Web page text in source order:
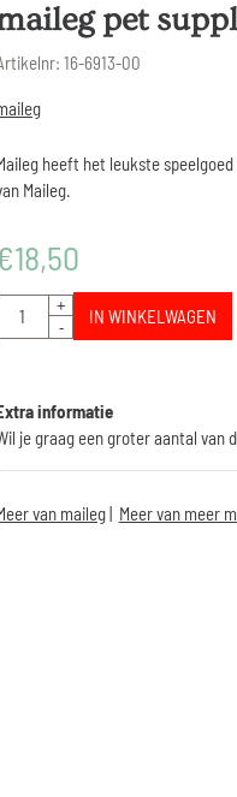
pet
16-6913-00
heeft het leukste
Maileg.
18,50
Aantal
+
-
IN WINKELWAGEN
informatie
je graag een groter aantal van
van maileg| Meer van meer